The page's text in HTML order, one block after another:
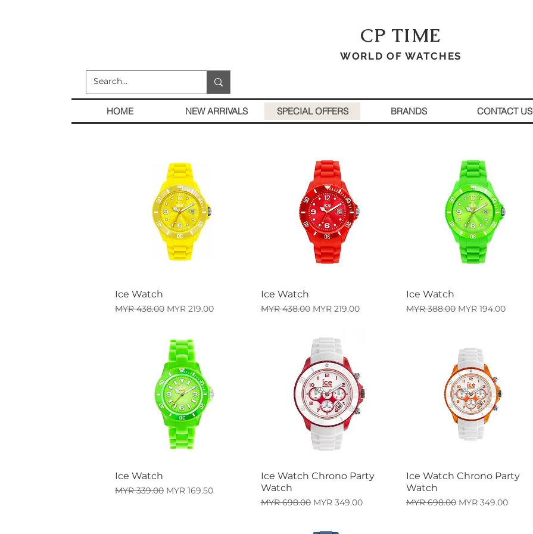
CP TIME
WORLD OF WATCHES
HOME NEW ARRIVALS SPECIAL OFFERS BRANDS CONTACT US
Ice Watch
一般價格
MYR 438.00 促銷價格
MYR 219.00
Ice Watch
一般價格
MYR 438.00 促銷價格
MYR 219.00
Ice Watch
一般價格
MYR 388.00 促銷價格
MYR 194.00
Ice Watch
一般價格
MYR 339.00 促銷價格
MYR 169.50
快速瀏覽
Ice Watch Chrono Party
Watch
一般價格
MYR 698.00 促銷價格
MYR 349.00
快速瀏覽
Ice Watch Chrono Party
Watch
一般價格
MYR 698.00 促銷價格
MYR 349.00